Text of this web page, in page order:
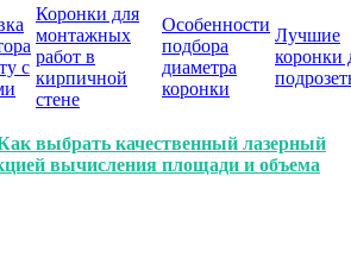
с
Коронки для
монтажных
работ в
кирпичной
стене
Особенности
подбора
диаметра
коронки
Лучшие
коронки
выбрать качественный лазерный
вычисления площади и объема